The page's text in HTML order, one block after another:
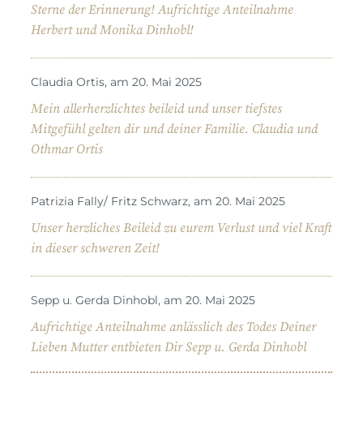
Sterne der Erinnerung! Aufrichtige Anteilnahme
Herbert und Monika Dinhobl!
Claudia Ortis, am 20. Mai 2025
Mein allerherzlichtes beileid und unser tiefstes
Mitgefühl gelten dir und deiner Familie. Claudia und
Othmar Ortis
Patrizia Fally/ Fritz Schwarz, am 20. Mai 2025
Unser herzliches Beileid zu eurem Verlust und viel Kraft
in dieser schweren Zeit!
Sepp u. Gerda Dinhobl, am 20. Mai 2025
Aufrichtige Anteilnahme anlässlich des Todes Deiner
Lieben Mutter entbieten Dir Sepp u. Gerda Dinhobl